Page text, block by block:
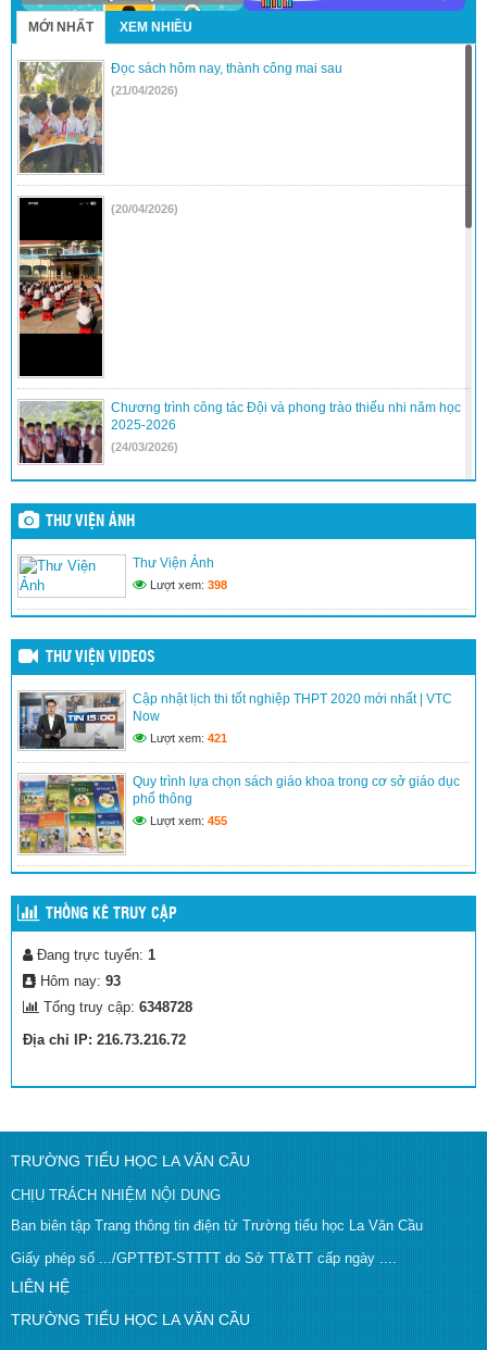
MỚI NHẤT XEM NHIỀU
Đọc sách hôm nay, thành công mai sau
(21/04/2026)
(20/04/2026)
Chương trình công tác Đội và phong trào thiếu nhi năm học
2025-2026
(24/03/2026)
(24/03/2026)
Trường TH La Văn Cầu tham gia thi viết thư UPU lần thứ 52
và thi vẽ tranh theo chủ đề “ Bác Hồ với Thiếu Nhi”
(19/03/2026)
Phát thanh măng non
(13/03/2026)
Liên đội xây dựng giờ ra chơi trải nghiệm với hình thức múa
hát sân trường và đọc truyện, đọc báo đội.
(15/01/2026)
(22/12/2025)
THƯ VIỆN ẢNH
Thư Viện Ảnh
Lượt xem: 398
THƯ VIỆN VIDEOS
Cập nhật lịch thi tốt nghiệp THPT 2020 mới nhất | VTC
Now
Lượt xem: 421
Quy trình lựa chọn sách giáo khoa trong cơ sở giáo dục
phổ thông
Lượt xem: 455
THỐNG KÊ TRUY CẬP
Đang trực tuyến: 1
Hôm nay: 93
Tổng truy cập: 6348728
Địa chỉ IP: 216.73.216.72
TRƯỜNG TIỂU HỌC LA VĂN CẦU
CHỊU TRÁCH NHIỆM NỘI DUNG
Ban biên tập Trang thông tin điện tử Trường tiểu học La Văn Cầu
Giấy phép số .../GPTTĐT-STTTT do Sở TT&TT cấp ngày ....
LIÊN HỆ
TRƯỜNG TIỂU HỌC LA VĂN CẦU